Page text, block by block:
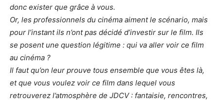
donc exister que grâce à vous.
Or, les professionnels du cinéma aiment le scénario, mais
pour l’instant ils n’ont pas décidé d’investir sur le film. Ils
se posent une question légitime : qui va aller voir ce film
au cinéma ?
Il faut qu’on leur prouve tous ensemble que vous êtes là,
et que vous voulez voir ce film dans lequel vous
retrouverez l’atmosphère de JDCV : fantaisie, rencontres,